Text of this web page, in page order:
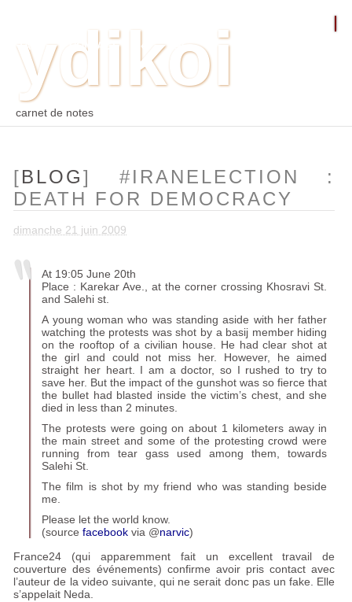
TAGS
CONTACT ⛵︎
ydikoi
carnet de notes
[BLOG] #IRANELECTION :
DEATH FOR DEMOCRACY
dimanche 21 juin 2009
At 19:05 June 20th
Place : Karekar Ave., at the corner crossing Khosravi St.
and Salehi st.
A young woman who was standing aside with her father
watching the protests was shot by a basij member hiding
on the rooftop of a civilian house. He had clear shot at
the girl and could not miss her. However, he aimed
straight her heart. I am a doctor, so I rushed to try to
save her. But the impact of the gunshot was so fierce that
the bullet had blasted inside the victim’s chest, and she
died in less than 2 minutes.
The protests were going on about 1 kilometers away in
the main street and some of the protesting crowd were
running from tear gass used among them, towards
Salehi St.
The film is shot by my friend who was standing beside
me.
Please let the world know.
(sourcefacebook via @narvic)
France24 (qui apparemment fait un excellent travail de
couverture des événements) confirme avoir pris contact avec
l’auteur de la video suivante, qui ne serait donc pas un fake. Elle
s’appelait Neda.